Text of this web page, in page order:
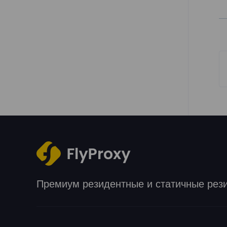
Премиум резидентные и статичные